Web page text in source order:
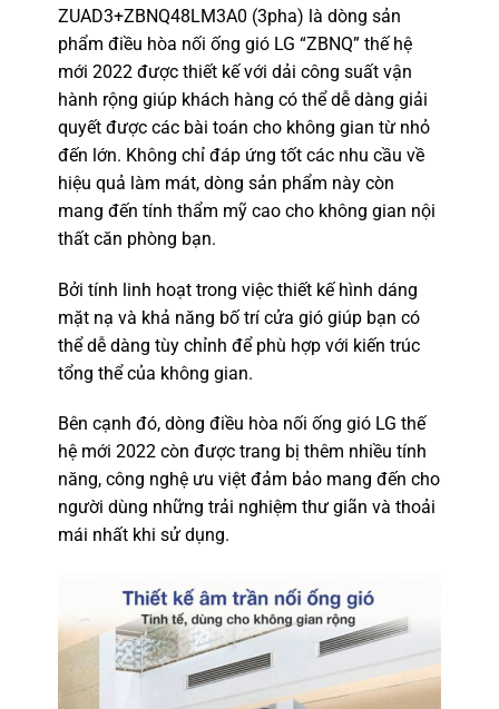
ZUAD3+ZBNQ48LM3A0 (3pha) là dòng sản
phẩm điều hòa nối ống gió LG “ZBNQ” thế hệ
mới 2022 được thiết kế với dải công suất vận
hành rộng giúp khách hàng có thể dễ dàng giải
quyết được các bài toán cho không gian từ nhỏ
đến lớn. Không chỉ đáp ứng tốt các nhu cầu về
hiệu quả làm mát, dòng sản phẩm này còn
mang đến tính thẩm mỹ cao cho không gian nội
thất căn phòng bạn.
Bởi tính linh hoạt trong việc thiết kế hình dáng
mặt nạ và khả năng bố trí cửa gió giúp bạn có
thể dễ dàng tùy chỉnh để phù hợp với kiến trúc
tổng thể của không gian.
Bên cạnh đó, dòng điều hòa nối ống gió LG thế
hệ mới 2022 còn được trang bị thêm nhiều tính
năng, công nghệ ưu việt đảm bảo mang đến cho
người dùng những trải nghiệm thư giãn và thoải
mái nhất khi sử dụng.